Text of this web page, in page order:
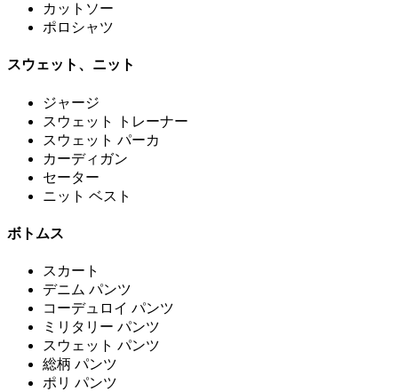
カットソー
ポロシャツ
スウェット、ニット
ジャージ
スウェット トレーナー
スウェット パーカ
カーディガン
セーター
ニット ベスト
ボトムス
スカート
デニム パンツ
コーデュロイ パンツ
ミリタリー パンツ
スウェット パンツ
総柄 パンツ
ポリ パンツ